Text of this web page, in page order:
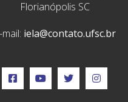
Florianópolis SC
mail: iela@contato.ufsc.br